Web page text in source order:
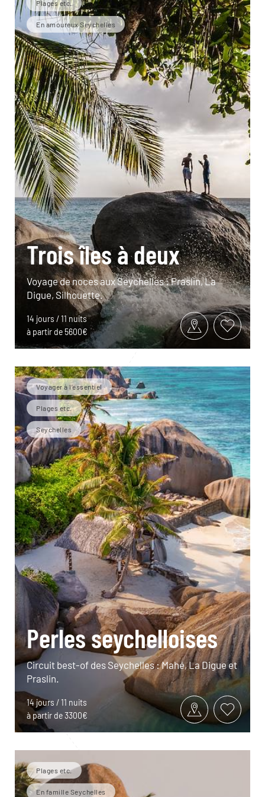
Plages etc.
En amoureux Seychelles
Trois îles à deux
Voyage de noces aux Seychelles : Praslin, La
Digue, Silhouette.
14 jours / 11 nuits
à partir de 5600€
Voyager à l’essentiel
Plages etc.
Seychelles
Perles seychelloises
Circuit best-of des Seychelles : Mahé, La Digue et
Praslin.
14 jours / 11 nuits
à partir de 3300€
Plages etc.
En famille Seychelles